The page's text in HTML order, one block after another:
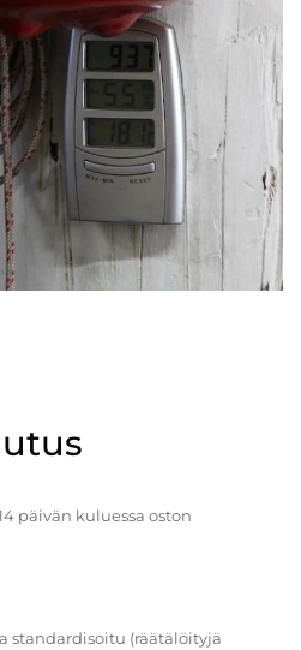
päivän kuluessa oston
standardisoitu (räätälöityjä